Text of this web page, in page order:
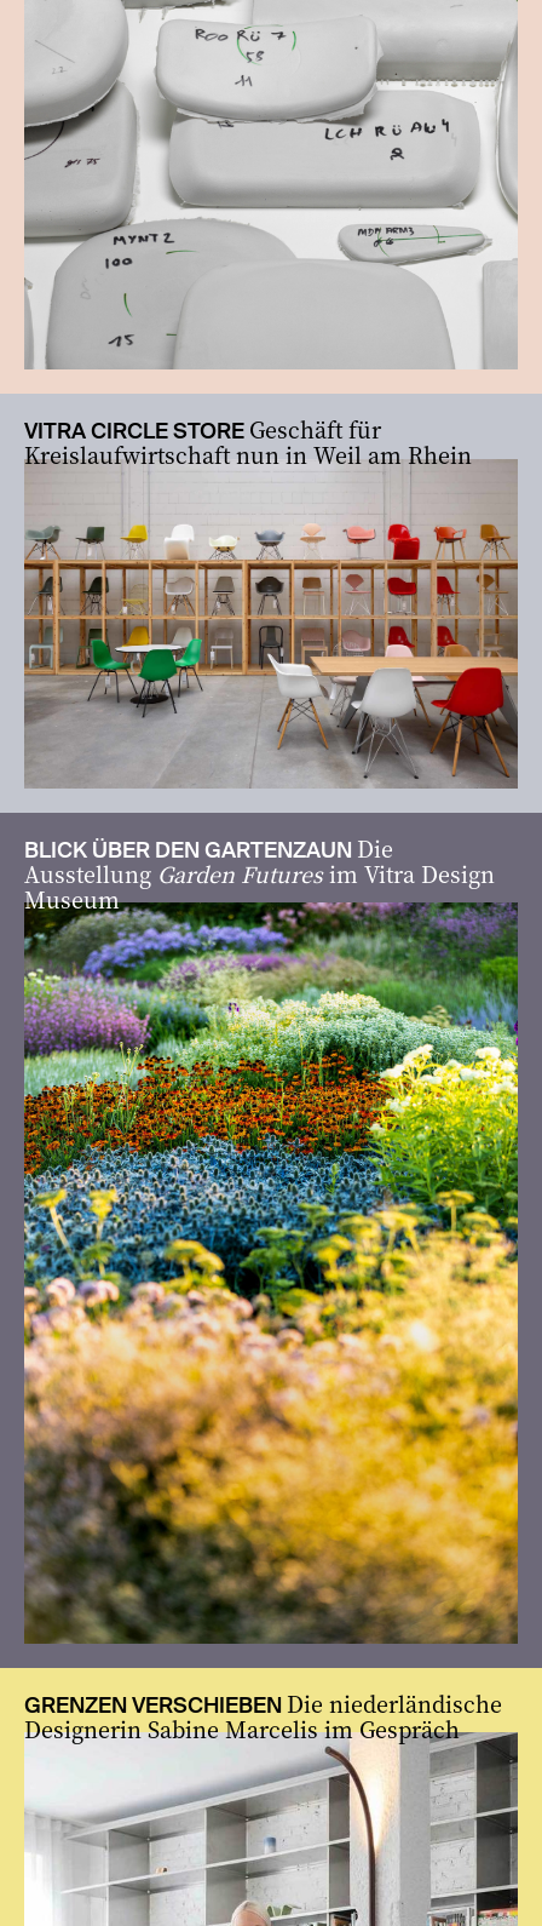
VITRA CIRCLE STORE Geschäft für
Kreislaufwirtschaft nun in Weil am Rhein
BLICK ÜBER DEN GARTENZAUN Die
Ausstellung Garden Futuresim Vitra Design
Museum
GRENZEN VERSCHIEBEN Die niederländische
Designerin Sabine Marcelis im Gespräch